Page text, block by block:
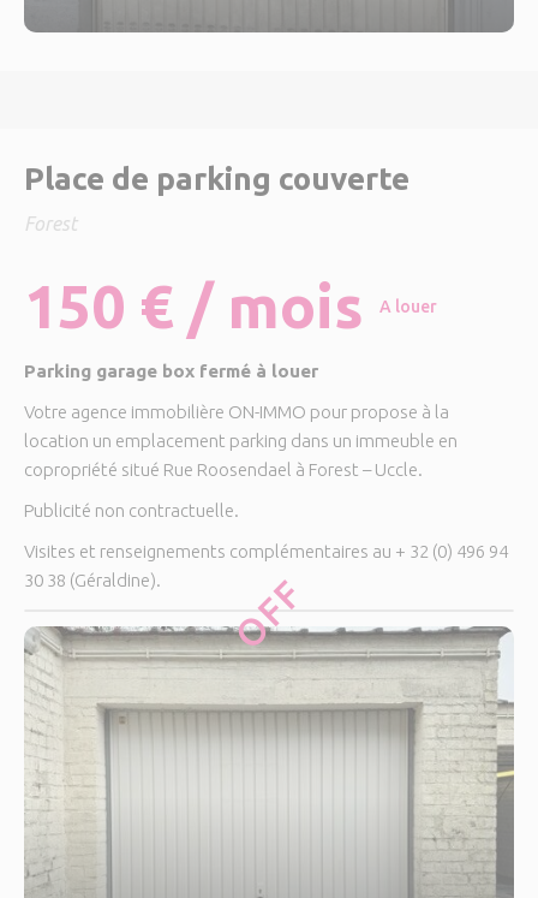
OFF
Place de parking couverte
Forest
150 € / mois A louer
Parking garage box fermé à louer
Votre agence immobilière ON-IMMO pour propose à la
location un emplacement parking dans un immeuble en
copropriété situé Rue Roosendael à Forest – Uccle.
Publicité non contractuelle.
Visites et renseignements complémentaires au + 32 (0) 496 94
30 38 (Géraldine).